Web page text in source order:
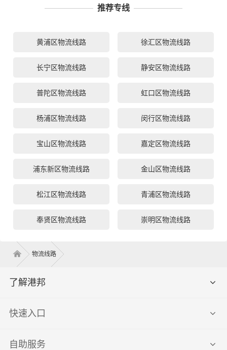
推荐专线
黄浦区物流线路 徐汇区物流线路
长宁区物流线路 静安区物流线路
普陀区物流线路 虹口区物流线路
杨浦区物流线路 闵行区物流线路
宝山区物流线路 嘉定区物流线路
浦东新区物流线路 金山区物流线路
松江区物流线路 青浦区物流线路
奉贤区物流线路 崇明区物流线路
物流线路
了解港邦
快速入口
自助服务